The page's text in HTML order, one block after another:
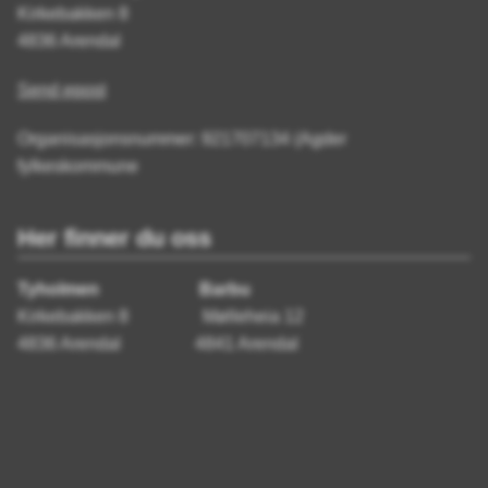
Kirkebakken 8
4836 Arendal
Send epost
Organisasjonsnummer: 921707134 (Agder
fylkeskommune
Her finner du oss
Tyholmen Barbu
Kirkebakken 8 Mølleheia 12
4836 Arendal 4841 Arendal